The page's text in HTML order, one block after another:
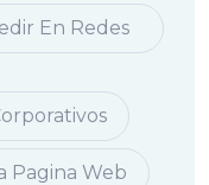
En Redes
Pagina Web